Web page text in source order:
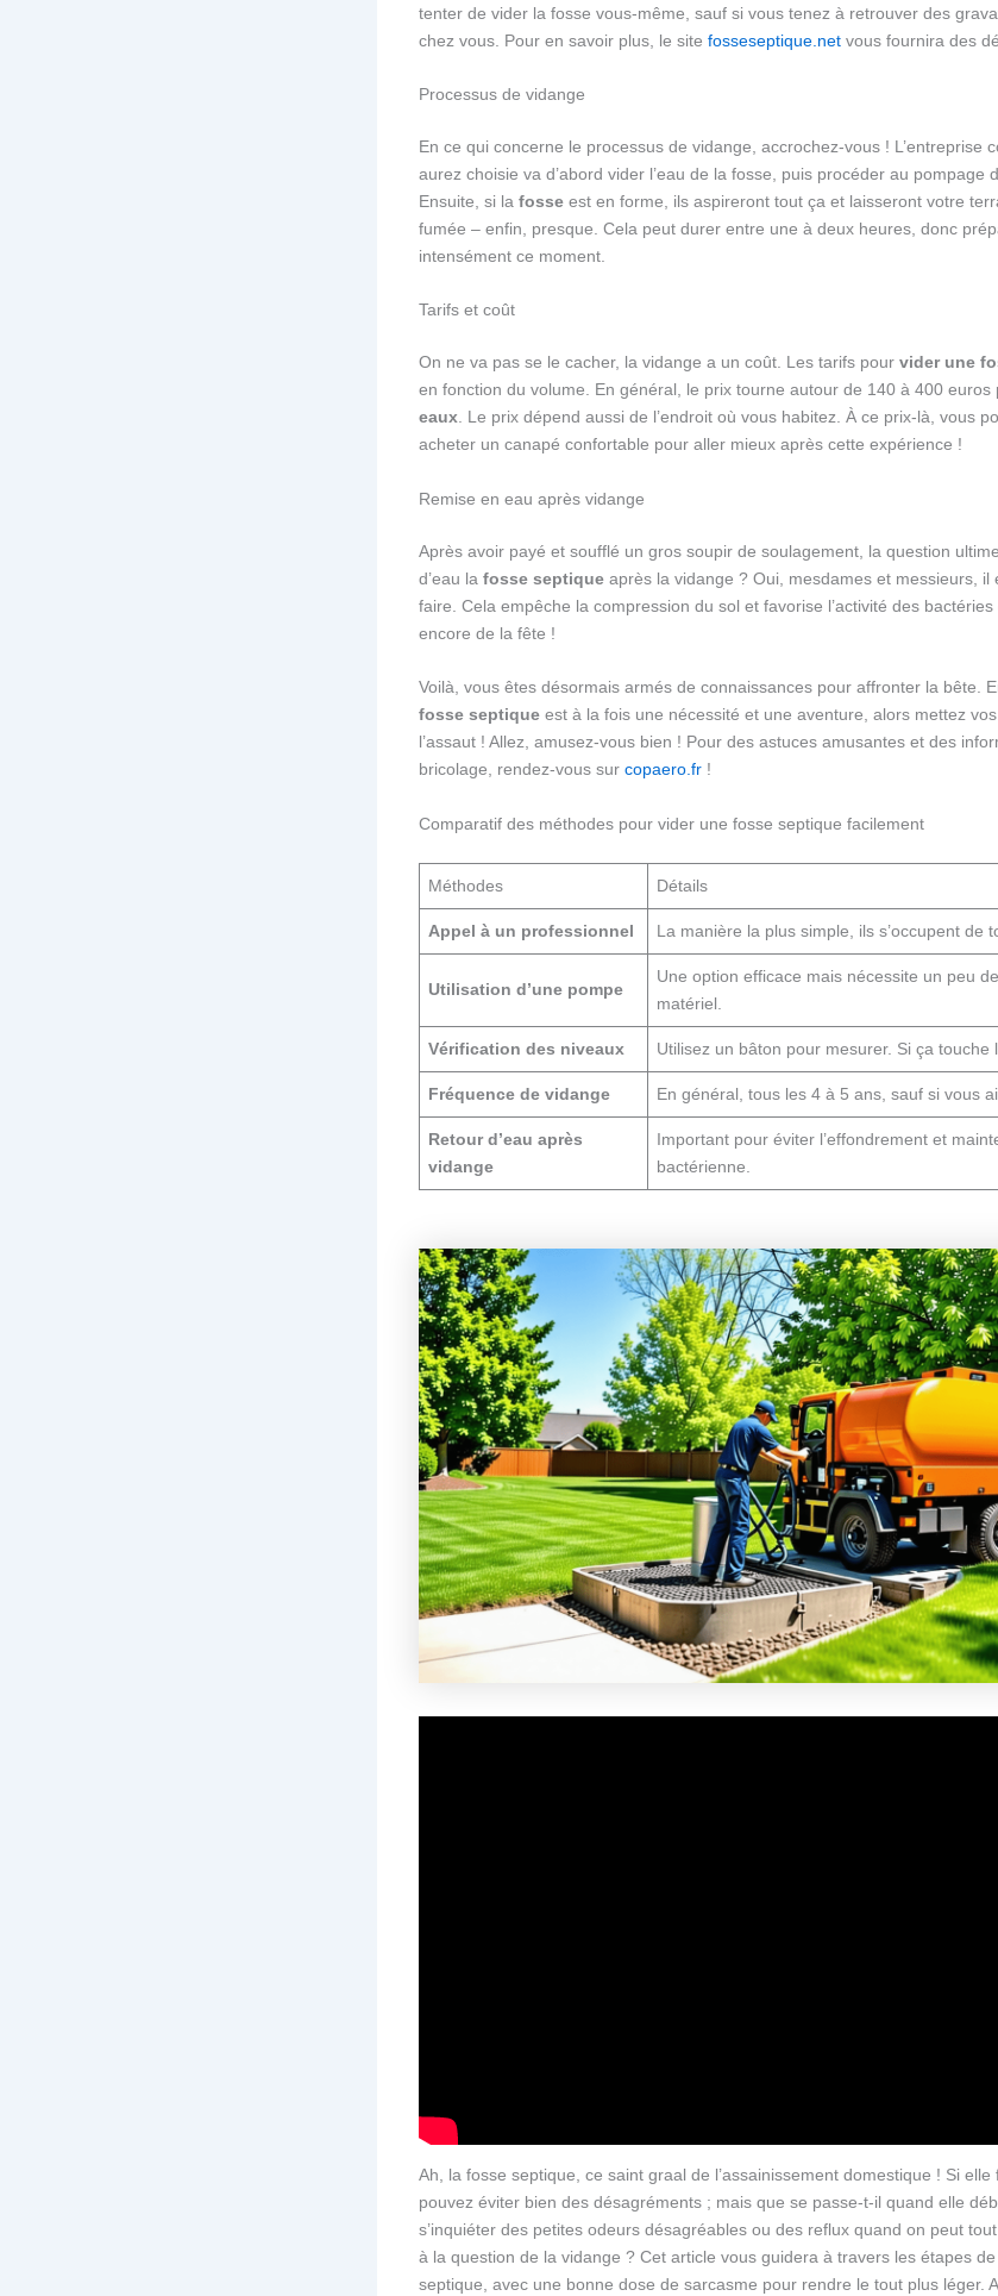
tenter de vider la fosse vous-même, sauf si vous tenez à retrouver des
chez vous. Pour en savoir plus, le site fosseseptique.net vous fournira des
Processus de vidange
En ce qui concerne le processus de vidange, accrochez-vous ! L’entreprise
aurez choisie va d’abord vider l’eau de la fosse, puis procéder au pompage
Ensuite, si la fosse est en forme, ils aspireront tout ça et laisseront votre
fumée – enfin, presque. Cela peut durer entre une à deux heures, donc
intensément ce moment.
Tarifs et coût
On ne va pas se le cacher, la vidange a un coût. Les tarifs pour vider une
en fonction du volume. En général, le prix tourne autour de 140 à 400 euros
eaux. Le prix dépend aussi de l’endroit où vous habitez. À ce prix-là, vous
acheter un canapé confortable pour aller mieux après cette expérience !
Remise en eau après vidange
Après avoir payé et soufflé un gros soupir de soulagement, la question
d’eau la fosse septique après la vidange ? Oui, mesdames et messieurs, il
faire. Cela empêche la compression du sol et favorise l’activité des bactéries
encore de la fête !
Voilà, vous êtes désormais armés de connaissances pour affronter la bête.
fosse septique est à la fois une nécessité et une aventure, alors mettez
l’assaut ! Allez, amusez-vous bien ! Pour des astuces amusantes et des
bricolage, rendez-vous sur copaero.fr !
Comparatif des méthodes pour vider une fosse septique facilement
Méthodes Détails
Appel à un professionnel La manière la plus simple, ils s’occupent de
Utilisation d’une pompe
Une option efficace mais nécessite un peu
matériel.
Vérification des niveaux Utilisez un bâton pour mesurer. Si ça touche
Fréquence de vidange En général, tous les 4 à 5 ans, sauf si vous
Retour d’eau après
vidange
Important pour éviter l’effondrement et
bactérienne.
Ah, la fosse septique, ce saint graal de l’assainissement domestique ! Si
pouvez éviter bien des désagréments ; mais que se passe-t-il quand elle
s’inquiéter des petites odeurs désagréables ou des reflux quand on peut
à la question de la vidange ? Cet article vous guidera à travers les étapes de
septique, avec une bonne dose de sarcasme pour rendre le tout plus léger.